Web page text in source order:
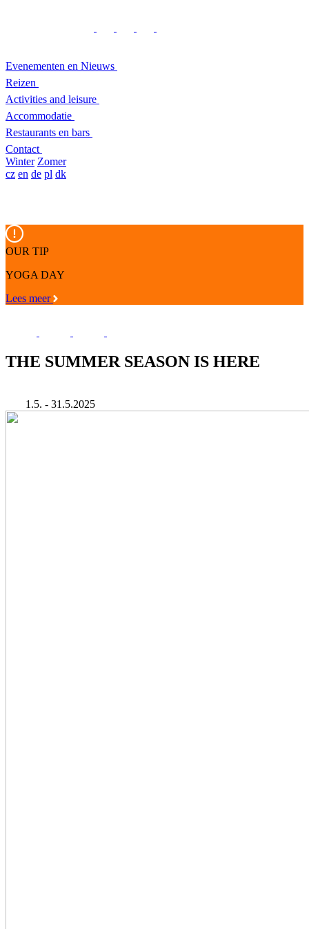
Evenementen en Nieuws
Reizen
Activities and leisure
Accommodatie
Restaurants en bars
Contact
Winter Zomer
cz en de pl dk
OUR TIP
YOGA DAY
Lees meer
THE SUMMER SEASON IS HERE
1.5. - 31.5.2025